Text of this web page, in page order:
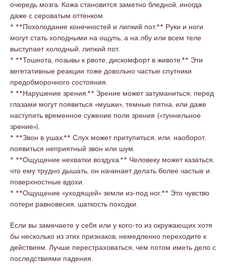
очередь мозга. Кожа становится заметно бледной, иногда
даже с сероватым оттенком.
* **Похолодание конечностей и липкий пот.** Руки и ноги
могут стать холодными на ощупь, а на лбу или всем теле
выступает холодный, липкий пот.
* **Тошнота, позывы к рвоте, дискомфорт в животе.** Эти
вегетативные реакции тоже довольно частые спутники
предобморочного состояния.
* **Нарушение зрения.** Зрение может затуманиться, перед
глазами могут появиться «мушки», темные пятна, или даже
наступить временное сужение поля зрения («туннельное
зрение»).
* **Звон в ушах.** Слух может притупиться, или, наоборот,
появиться неприятный звон или шум.
* **Ощущение нехватки воздуха.** Человеку может казаться,
что ему трудно дышать, он начинает делать более частые и
поверхностные вдохи.
* **Ощущение «уходящей» земли из-под ног.** Это чувство
потери равновесия, шаткость походки.
Если вы замечаете у себя или у кого-то из окружающих хотя
бы несколько из этих признаков, немедленно переходите к
действиям. Лучше перестраховаться, чем потом иметь дело с
последствиями падения.